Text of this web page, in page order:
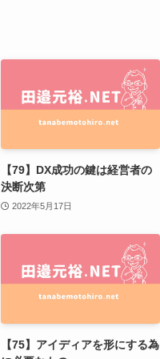
【79】DX成功の鍵は経営者の
決断次第
2022年5月17日
【75】アイディアを形にする為